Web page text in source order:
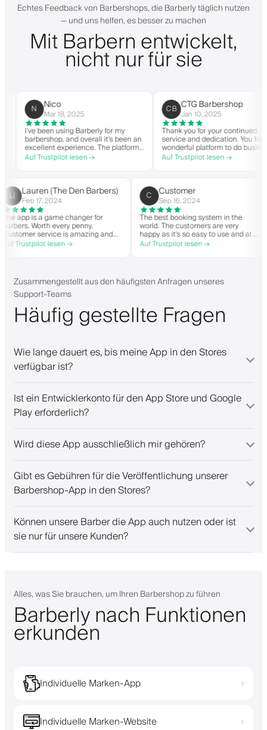
Echtes Feedback von Barbershops, die Barberly täglich nutzen
— und uns helfen, es besser zu machen
Mit Barbern entwickelt,
nicht nur für sie
Nico
Mar 18, 2025
I've been using Barberly for my
barbershop, and overall it's been an
excellent experience. The platform
is easy to use, reliable, and has
streamlined my booking process.
helpful.
Auf Trustpilot lesen →
CTG Barbershop
Jan 10, 2025
Thank you for your continued
service and dedication. You have a
wonderful platform to do business
with good spirit. Thank you from
CTG Barbershop.
Auf Trustpilot lesen →
to
L( Lauren (The Den Barbers)
Feb 17, 2024
The app is a game changer for
barbers. Worth every penny.
Customer service is amazing and
helps with everything or whatever
they need. Definitely recommend.
Auf Trustpilot lesen →
C Customer
Sep 16, 2024
The best booking system in the
world. The customers are very
happy as it's so easy to use
great price. Plus, you get your
personalised app, which is
people offering a great booking
system.
Auf Trustpilot lesen →
Zusammengestellt aus den häufigsten Anfragen unseres
Support-Teams
Häufig gestellte Fragen
Wie lange dauert es, bis meine App in den Stores
verfügbar ist?
Ist ein Entwicklerkonto für den App Store und Google
Play erforderlich?
Wird diese App ausschließlich mir gehören?
Gibt es Gebühren für die Veröffentlichung unserer
Barbershop-App in den Stores?
Können unsere Barber die App auch nutzen oder ist
sie nur für unsere Kunden?
Alles, was Sie brauchen, um Ihren Barbershop zu führen
Barberly nach Funktionen
erkunden
Individuelle Marken-App ›
Individuelle Marken-Website ›